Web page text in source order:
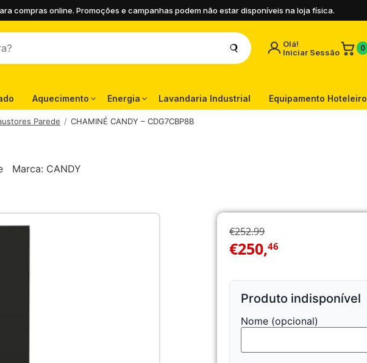
compras online. Promoções e campanhas podem não estar disponíveis na loja física.
Olá!
Iniciar Sessão
0
Aquecimento Energia Lavandaria Industrial Equipamento Hoteleiro
Parede CHAMINÉ CANDY – CDG7CBP8B
Marca: CANDY
€252.99
€250,46
Produto indisponível
Nome (opcional)